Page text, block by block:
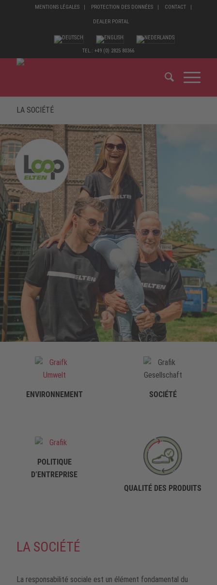
MENTIONS LÉGALES PROTECTION DES DONNÉES CONTACT
DEALER PORTAL
TEL.: +49 (0) 2825 80366
LA SOCIÉTÉ
ENVIRONNEMENT SOCIÉTÉ
POLITIQUE
D’ENTREPRISE
QUALITÉ DES PRODUITS
LA SOCIÉTÉ
La responsabilité sociale est un élément fondamental du